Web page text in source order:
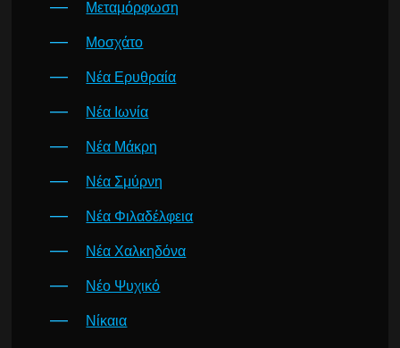
Μεταμόρφωση
Μοσχάτο
Νέα Ερυθραία
Νέα Ιωνία
Νέα Μάκρη
Νέα Σμύρνη
Νέα Φιλαδέλφεια
Νέα Χαλκηδόνα
Νέο Ψυχικό
Νίκαια